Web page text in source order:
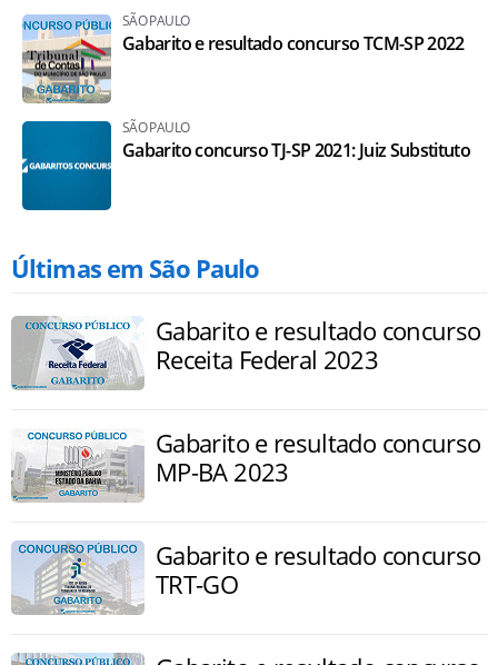
SÃO PAULO
Gabarito e resultado concurso TCM-SP 2022
SÃO PAULO
Gabarito concurso TJ-SP 2021: Juiz Substituto
Últimas em São Paulo
Gabarito e resultado concurso
Receita Federal 2023
Gabarito e resultado concurso
MP-BA 2023
Gabarito e resultado concurso
TRT-GO